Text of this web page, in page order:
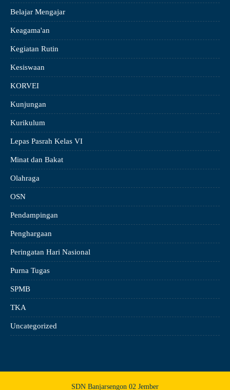
Belajar Mengajar
Keagama'an
Kegiatan Rutin
Kesiswaan
KORVEI
Kunjungan
Kurikulum
Lepas Pasrah Kelas VI
Minat dan Bakat
Olahraga
OSN
Pendampingan
Penghargaan
Peringatan Hari Nasional
Purna Tugas
SPMB
TKA
Uncategorized
SDN Banjarsengon 02 Jember